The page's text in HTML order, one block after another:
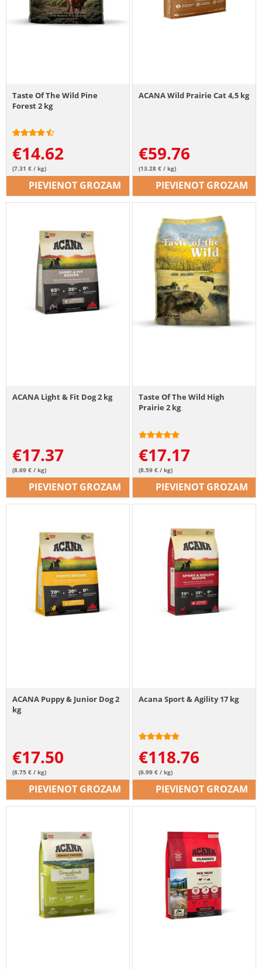
Taste Of The Wild Pine
Forest 2 kg
€14.62
(7.31 € / kg)
PIEVIENOT GROZAM
ACANA Wild Prairie Cat 4,5 kg
€59.76
(13.28 € / kg)
PIEVIENOT GROZAM
ACANA Light & Fit Dog 2 kg
€17.37
(8.69 € / kg)
PIEVIENOT GROZAM
Taste Of The Wild High
Prairie 2 kg
€17.17
(8.59 € / kg)
PIEVIENOT GROZAM
ACANA Puppy & Junior Dog 2
kg
€17.50
(8.75 € / kg)
PIEVIENOT GROZAM
Acana Sport & Agility 17 kg
€118.76
(6.99 € / kg)
PIEVIENOT GROZAM